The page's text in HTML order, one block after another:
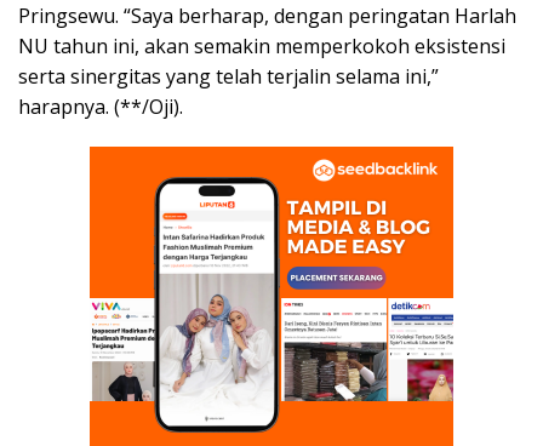
Pringsewu. “Saya berharap, dengan peringatan Harlah
NU tahun ini, akan semakin memperkokoh eksistensi
serta sinergitas yang telah terjalin selama ini,”
harapnya. (**/Oji).